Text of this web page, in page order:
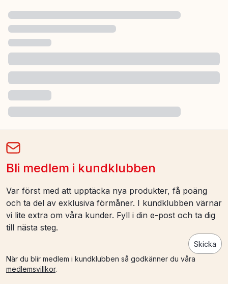
Bli medlem i kundklubben
Var först med att upptäcka nya produkter, få poäng
och ta del av exklusiva förmåner. I kundklubben värnar
vi lite extra om våra kunder. Fyll i din e-post och ta dig
till nästa steg.
Skicka
När du blir medlem i kundklubben så godkänner du våra
medlemsvillkor.